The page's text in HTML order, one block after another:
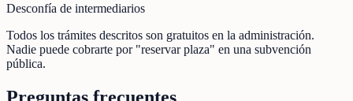
Desconfía de intermediarios
Todos los trámites descritos son gratuitos en la administración.
Nadie puede cobrarte por "reservar plaza" en una subvención
pública.
Preguntas frecuentes